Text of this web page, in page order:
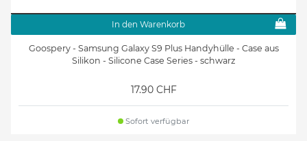
In den Warenkorb
Goospery - Samsung Galaxy S9 Plus Handyhülle - Case aus
Silikon - Silicone Case Series - schwarz
17.90 CHF
Sofort verfügbar